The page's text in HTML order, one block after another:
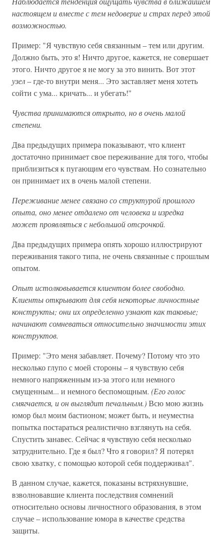
настоящем и вместе с тем недоверие и страх перед этой
возможностью.
Пример: "Я чувствую себя связанным – тем или другим.
Должно быть, это я! Ничто другое, кажется, не совершает
этого. Ничто другое я не могу за это винить. Вот этот
узел– где-то внутри меня... Это заставляет меня хотеть
сойти с ума... кричать... и убегать!"
Чувства принимаются открыто, но в очень малой
степени.
Два предыдущих примера показывают, что клиент
достаточно принимает свое переживание для того, чтобы
приблизиться к пугающим его чувствам. Но сознательно
он принимает их в очень малой степени.
Переживание менее связано со структурой прошлого
опыта, оно менее отдалено от человека и изредка
может проявляться с небольшой отсрочкой.
Два предыдущих примера опять хорошо иллюстрируют
переживания такого типа, не очень связанные с прошлым
опытом.
Опыт истолковывается клиентом более свободно.
Клиенты открывают для себя некоторые личностные
конструкты; они их определенно узнают как таковые;
начинают сомневаться относительно значимости этих
конструктов.
Пример: "Это меня забавляет. Почему? Потому что это
несколько глупо с моей стороны – я чувствую себя
немного напряженным из-за этого или немного
смущенным... и немного беспомощным. (Его голос
смягчается, и он выглядит печальным.)Всю мою жизнь
юмор был моим бастионом; может быть, и неуместна
попытка постараться реалистично взглянуть на себя.
Спустить занавес. Сейчас я чувствую себя несколько
затруднительно. Где я был? Что я говорил? Я потерял
свою хватку, с помощью которой себя поддерживал".
В данном случае, кажется, показаны встряхнувшие,
взволновавшие клиента последствия сомнений
относительно основы личностного образования, в этом
случае – использование юмора в качестве средства
защиты.